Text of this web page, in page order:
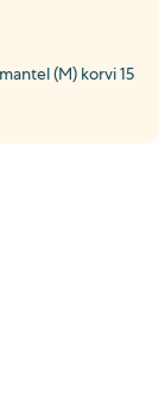
(M) korvi 15